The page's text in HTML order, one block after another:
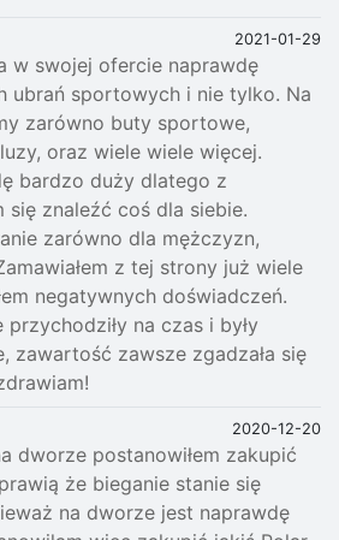
2021-01-29
w swojej ofercie naprawdę
ubrań sportowych i nie tylko. Na
zarówno buty sportowe,
oraz wiele wiele więcej.
bardzo duży dlatego z
się znaleźć coś dla siebie.
zarówno dla mężczyzn,
z tej strony już wiele
negatywnych doświadczeń.
na czas i były
zawartość zawsze zgadzała się
2020-12-20
dworze postanowiłem zakupić
że bieganie stanie się
na dworze jest naprawdę